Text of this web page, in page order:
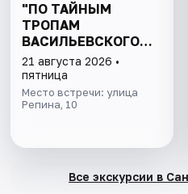
"ПО ТАЙНЫМ
ТРОПАМ
ВАСИЛЬЕВСКОГО
ОСТРОВА"
21 августа 2026 •
пятница
Место встречи: улица
Репина, 10
Все экскурсии в